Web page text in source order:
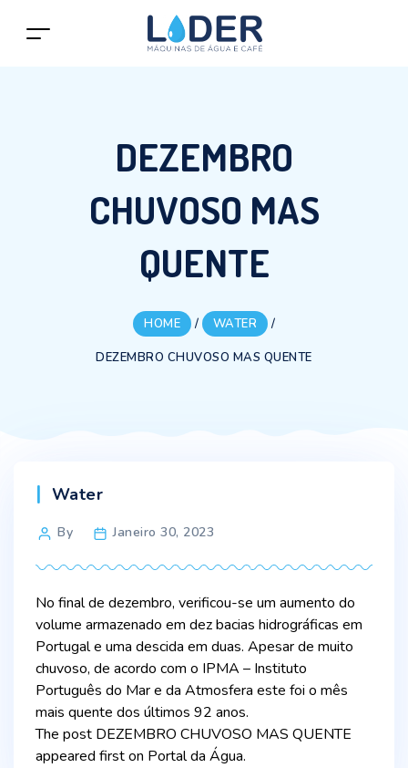
DEZEMBRO
CHUVOSO MAS
QUENTE
HOME / WATER /
DEZEMBRO CHUVOSO MAS QUENTE
Categories
Water
PostBy Janeiro 30, 2023
No final de dezembro, verificou-se um aumento do
volume armazenado em dez bacias hidrográficas em
Portugal e uma descida em duas. Apesar de muito
chuvoso, de acordo com o IPMA – Instituto
Português do Mar e da Atmosfera este foi o mês
mais quente dos últimos 92 anos.
The post DEZEMBRO CHUVOSO MAS QUENTE
appeared first on Portal da Água.